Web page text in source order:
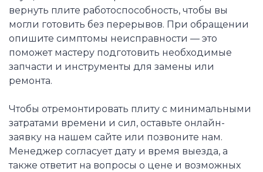
вернуть плите работоспособность, чтобы вы
могли готовить без перерывов. При обращении
опишите симптомы неисправности — это
поможет мастеру подготовить необходимые
запчасти и инструменты для замены или
ремонта.
Чтобы отремонтировать плиту с минимальными
затратами времени и сил, оставьте онлайн-
заявку на нашем сайте или позвоните нам.
Менеджер согласует дату и время выезда, а
также ответит на вопросы о цене и возможных